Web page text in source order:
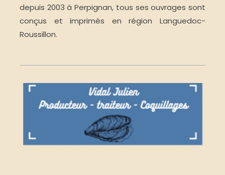
depuis 2003 à Perpignan, tous ses ouvrages sont
conçus et imprimés en région Languedoc-
Roussillon.